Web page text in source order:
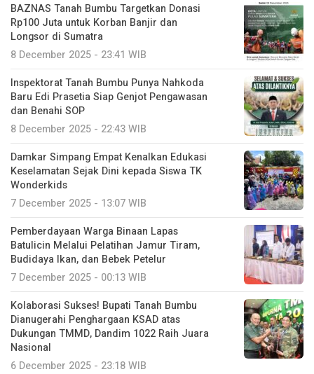
BAZNAS Tanah Bumbu Targetkan Donasi
Rp100 Juta untuk Korban Banjir dan
Longsor di Sumatra
8 December 2025 - 23:41 WIB
Inspektorat Tanah Bumbu Punya Nahkoda
Baru Edi Prasetia Siap Genjot Pengawasan
dan Benahi SOP
8 December 2025 - 22:43 WIB
Damkar Simpang Empat Kenalkan Edukasi
Keselamatan Sejak Dini kepada Siswa TK
Wonderkids
7 December 2025 - 13:07 WIB
Pemberdayaan Warga Binaan Lapas
Batulicin Melalui Pelatihan Jamur Tiram,
Budidaya Ikan, dan Bebek Petelur
7 December 2025 - 00:13 WIB
Kolaborasi Sukses! Bupati Tanah Bumbu
Dianugerahi Penghargaan KSAD atas
Dukungan TMMD, Dandim 1022 Raih Juara
Nasional
6 December 2025 - 23:18 WIB